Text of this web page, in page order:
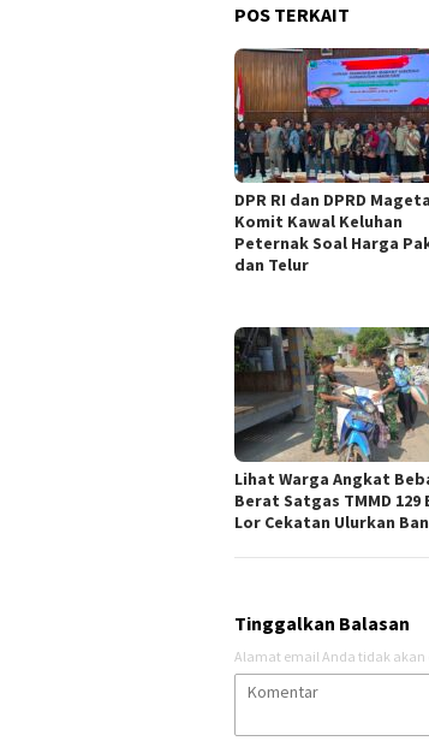
POS TERKAIT
DPR RI dan DPRD
Komit Kawal Keluhan
Peternak Soal Harga
dan Telur
Lihat Warga Angkat
Berat Satgas TMMD 129
Lor Cekatan Ulurkan
Tinggalkan Balasan
Alamat email Anda tidak akan